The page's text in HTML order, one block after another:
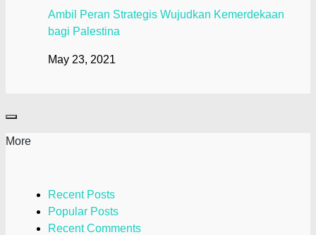
Ambil Peran Strategis Wujudkan Kemerdekaan
bagi Palestina
May 23, 2021
More
Recent Posts
Popular Posts
Recent Comments